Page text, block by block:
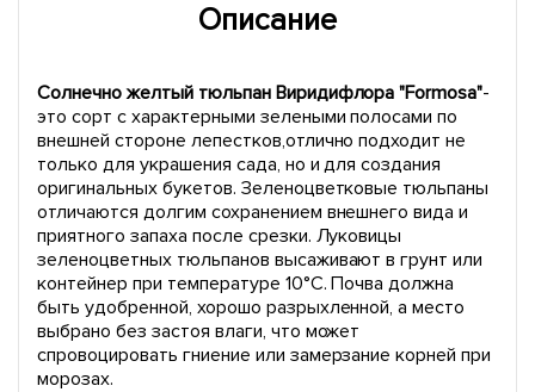
Описание
Солнечно желтый тюльпан Виридифлора "Formosa"-
это сорт с характерными зелеными полосами по
внешней стороне лепестков,отлично подходит не
только для украшения сада, но и для создания
оригинальных букетов. Зеленоцветковые тюльпаны
отличаются долгим сохранением внешнего вида и
приятного запаха после срезки. Луковицы
зеленоцветных тюльпанов высаживают в грунт или
контейнер при температуре 10°С. Почва должна
быть удобренной, хорошо разрыхленной, а место
выбрано без застоя влаги, что может
спровоцировать гниение или замерзание корней при
морозах.